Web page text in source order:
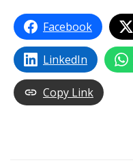
Facebook
LinkedIn
Copy Link